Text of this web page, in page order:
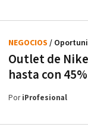
Outlet de
hasta con
NEGOCIOS /
PoriProfesional